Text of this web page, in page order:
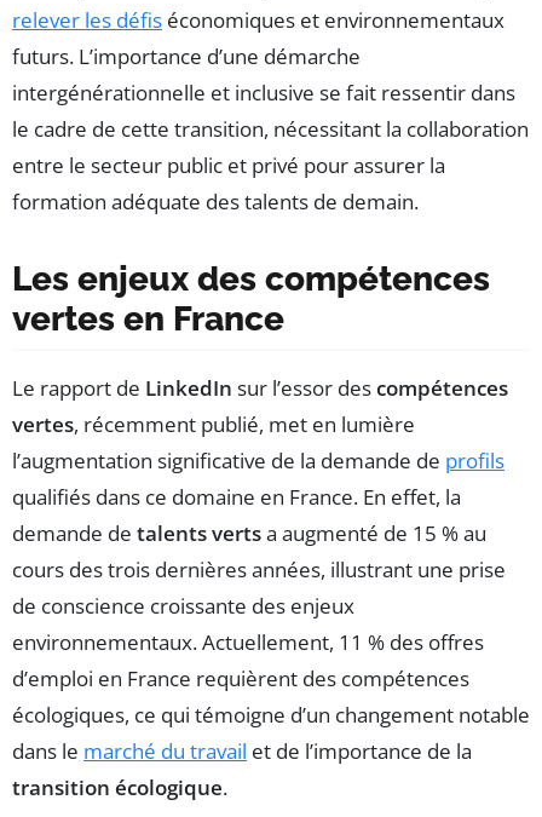
relever les défis économiques et environnementaux
futurs. L’importance d’une démarche
intergénérationnelle et inclusive se fait ressentir dans
le cadre de cette transition, nécessitant la collaboration
entre le secteur public et privé pour assurer la
formation adéquate des talents de demain.
Les enjeux des compétences
vertes en France
Le rapport de LinkedIn sur l’essor descompétences
vertes, récemment publié, met en lumière
l’augmentation significative de la demande de profils
qualifiés dans ce domaine en France. En effet, la
demande de talents vertsa augmenté de 15 % au
cours des trois dernières années, illustrant une prise
de conscience croissante des enjeux
environnementaux. Actuellement, 11 % des offres
d’emploi en France requièrent des compétences
écologiques, ce qui témoigne d’un changement notable
dans le marché du travail et de l’importance de la
transition écologique.